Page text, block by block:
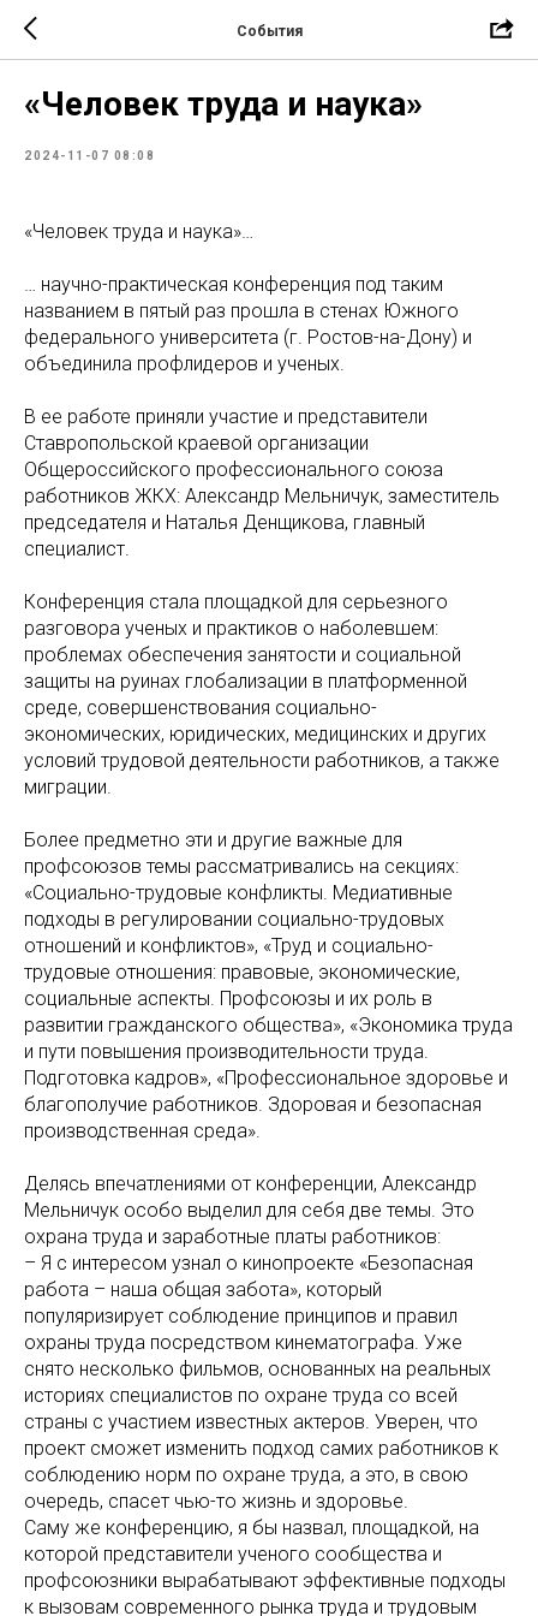
События
«Человек труда и наука»
2024-11-07 08:08
«Человек труда и наука»…
… научно-практическая конференция под таким
названием в пятый раз прошла в стенах Южного
федерального университета (г. Ростов-на-Дону) и
объединила профлидеров и ученых.
В ее работе приняли участие и представители
Ставропольской краевой организации
Общероссийского профессионального союза
работников ЖКХ: Александр Мельничук, заместитель
председателя и Наталья Денщикова, главный
специалист.
Конференция стала площадкой для серьезного
разговора ученых и практиков о наболевшем:
проблемах обеспечения занятости и социальной
защиты на руинах глобализации в платформенной
среде, совершенствования социально-
экономических, юридических, медицинских и других
условий трудовой деятельности работников, а также
миграции.
Более предметно эти и другие важные для
профсоюзов темы рассматривались на секциях:
«Социально-трудовые конфликты. Медиативные
подходы в регулировании социально-трудовых
отношений и конфликтов», «Труд и социально-
трудовые отношения: правовые, экономические,
социальные аспекты. Профсоюзы и их роль в
развитии гражданского общества», «Экономика труда
и пути повышения производительности труда.
Подготовка кадров», «Профессиональное здоровье и
благополучие работников. Здоровая и безопасная
производственная среда».
Делясь впечатлениями от конференции, Александр
Мельничук особо выделил для себя две темы. Это
охрана труда и заработные платы работников:
– Я с интересом узнал о кинопроекте «Безопасная
работа – наша общая забота», который
популяризирует соблюдение принципов и правил
охраны труда посредством кинематографа. Уже
снято несколько фильмов, основанных на реальных
историях специалистов по охране труда со всей
страны с участием известных актеров. Уверен, что
проект сможет изменить подход самих работников к
соблюдению норм по охране труда, а это, в свою
очередь, спасет чью-то жизнь и здоровье.
Саму же конференцию, я бы назвал, площадкой, на
которой представители ученого сообщества и
профсоюзники вырабатывают эффективные подходы
к вызовам современного рынка труда и трудовым